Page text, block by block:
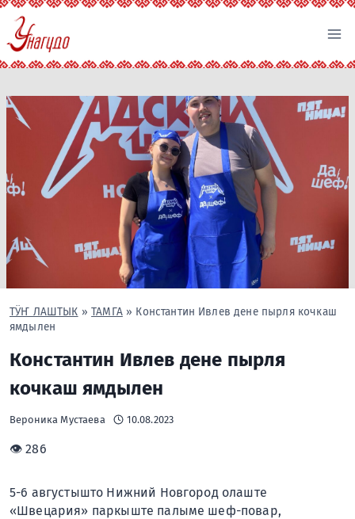
Перейти
содержимому
ТӰҤ ЛАШТЫК »ТАМГА» Константин Ивлев дене пырля кочкаш
ямдылен
Константин Ивлев дене пырля
кочкаш ямдылен
Вероника Мустаева 10.08.2023
👁 286
5-6 августышто Нижний Новгород олаште
«Швецария» паркыште палыме шеф-повар,